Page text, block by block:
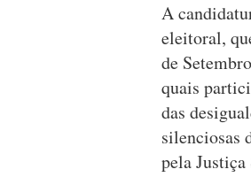
A
eleitoral,
de
quais
das
silenciosas
pela